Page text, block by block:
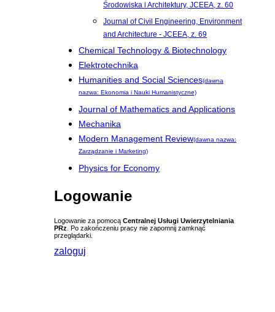
Środowiska i Architektury, JCEEA, z. 60
Journal of Civil Engineering, Environment
and Architecture - JCEEA, z. 69
Chemical Technology & Biotechnology
Elektrotechnika
Humanities and Social Sciences(dawna
nazwa: Ekonomia i Nauki Humanistyczne)
Journal of Mathematics and Applications
Mechanika
Modern Management Review(dawna nazwa:
Zarządzanie i Marketing)
Physics for Economy
Logowanie
Logowanie za pomocą Centralnej Usługi Uwierzytelniania
PRz . Po zakończeniu pracy nie zapomnij zamknąć
przeglądarki.
zaloguj